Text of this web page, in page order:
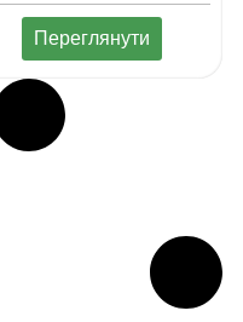
Переглянути